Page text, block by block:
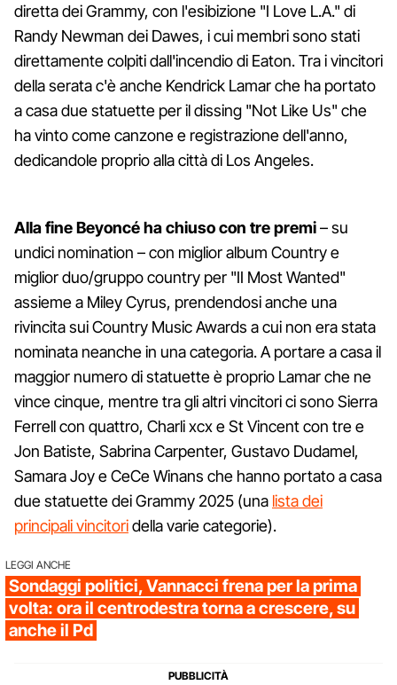
diretta dei Grammy, con l'esibizione "I Love L.A." di
Randy Newman dei Dawes, i cui membri sono stati
direttamente colpiti dall'incendio di Eaton. Tra i vincitori
della serata c'è anche Kendrick Lamar che ha portato
a casa due statuette per il dissing "Not Like Us" che
ha vinto come canzone e registrazione dell'anno,
dedicandole proprio alla città di Los Angeles.
Alla fine Beyoncé ha chiuso con tre premi– su
undici nomination – con miglior album Country e
miglior duo/gruppo country per "II Most Wanted"
assieme a Miley Cyrus, prendendosi anche una
rivincita sui Country Music Awards a cui non era stata
nominata neanche in una categoria. A portare a casa il
maggior numero di statuette è proprio Lamar che ne
vince cinque, mentre tra gli altri vincitori ci sono Sierra
Ferrell con quattro, Charli xcx e St Vincent con tre e
Jon Batiste, Sabrina Carpenter, Gustavo Dudamel,
Samara Joy e CeCe Winans che hanno portato a casa
due statuette dei Grammy 2025 (una lista dei
principali vincitoridella varie categorie).
LEGGI ANCHE
Sondaggi politici, Vannacci frena per la prima
volta: ora il centrodestra torna a crescere, su
anche il Pd